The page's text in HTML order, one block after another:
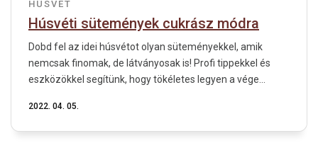
HÚSVÉT
Húsvéti sütemények cukrász módra
Dobd fel az idei húsvétot olyan süteményekkel, amik
nemcsak finomak, de látványosak is! Profi tippekkel és
eszközökkel segítünk, hogy tökéletes legyen a vége...
2022. 04. 05.